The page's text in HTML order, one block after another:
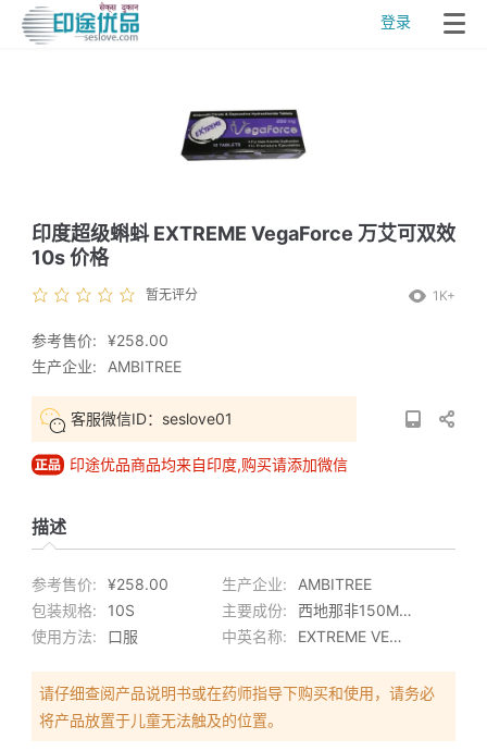
登录
印度超级蝌蚪 EXTREME VegaForce 万艾可双效
10s 价格
暂无评分 1K+
参考售价:
¥258.00
生产企业:
AMBITREE
客服微信ID：seslove01
印途优品商品均来自印度,购买请添加微信
描述
参考售价: ¥258.00 生产企业:
AMBITREE
包装规格:
10S 主要成份:
西地那非150MG+达泊西汀100MG
使用方法:
口服 中英名称: EXTREME VEGAFORCE /万艾可双效
请仔细查阅产品说明书或在药师指导下购买和使用，请务必
将产品放置于儿童无法触及的位置。